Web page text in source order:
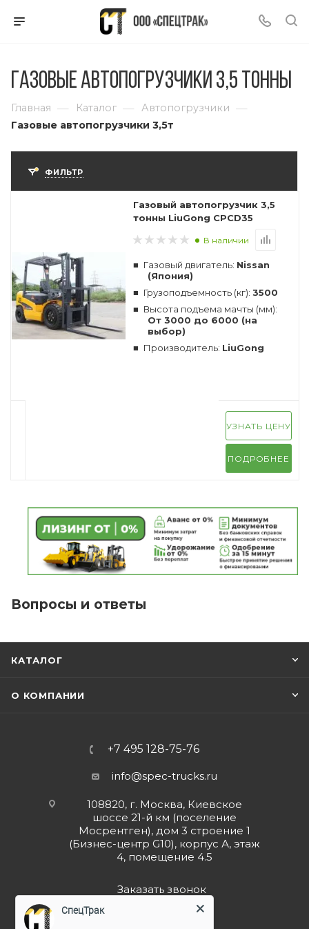
Газовые автопогрузчики 3,5 тонны
Главная — Каталог — Автопогрузчики —
Газовые автопогрузчики 3,5т
ФИЛЬТР
Газовый автопогрузчик 3,5
тонны LiuGong CPCD35
В наличии
Газовый двигатель: Nissan
(Япония)
Грузоподъемность (кг): 3500
Высота подъема мачты (мм):
От 3000 до 6000 (на
выбор)
Производитель: LiuGong
УЗНАТЬ ЦЕНУ
ПОДРОБНЕЕ
Вопросы и ответы
КАТАЛОГ
О КОМПАНИИ
+7 495 128-75-76
info@spec-trucks.ru
108820, г. Москва, Киевское
шоссе 21-й км (поселение
Мосрентген), дом 3 строение 1
(Бизнес-центр G10), корпус А, этаж
4, помещение 4.5
Заказать звонок
СпецТрак